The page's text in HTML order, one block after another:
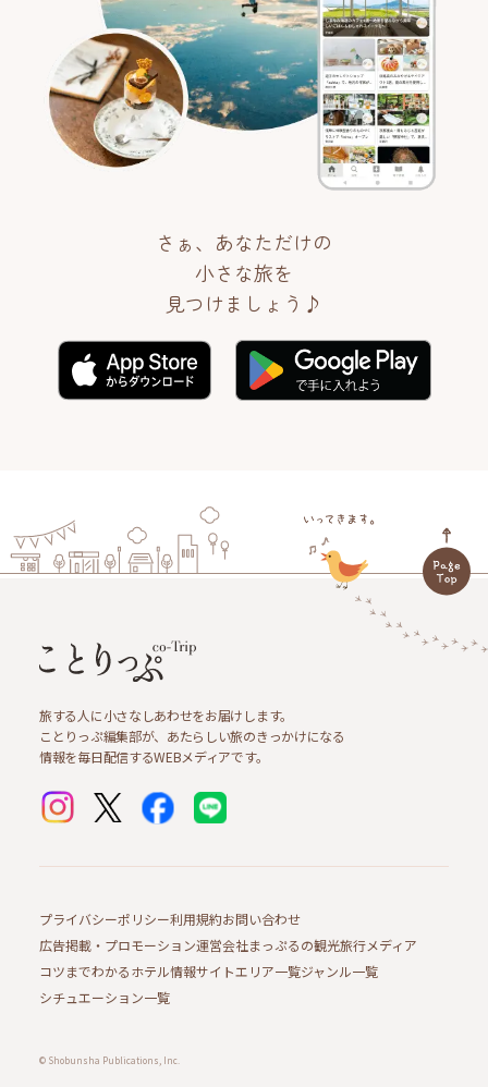
さぁ、あなただけの
小さな旅を
見つけましょう♪
旅する人に小さなしあわせをお届けします。
ことりっぷ編集部が、あたらしい旅のきっかけになる
情報を毎日配信するWEBメディアです。
プライバシーポリシー利用規約お問い合わせ
広告掲載・プロモーション運営会社まっぷるの観光旅行メディア
コツまでわかるホテル情報サイトエリア一覧ジャンル一覧
シチュエーション一覧
© Shobunsha Publications, Inc.